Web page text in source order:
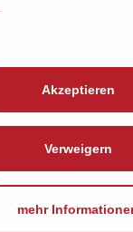
Akzeptieren
Verweigern
mehr